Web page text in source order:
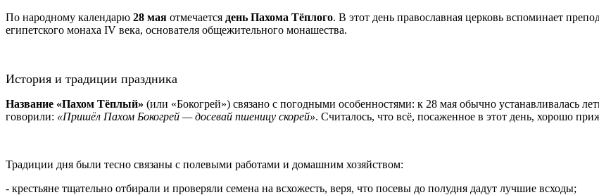
По народному календарю 28 мая отмечается день Пахома Тёплого. В этот день православная церковь вспоминает
египетского монаха IV века, основателя общежительного монашества.
История и традиции праздника
Название «Пахом Тёплый» (или «Бокогрей») связано с погодными особенностями: к 28 мая обычно устанавливалась
говорили: «Пришёл Пахом Бокогрей — досевай пшеницу скорей». Считалось, что всё, посаженное в этот день, хорошо
Традиции дня были тесно связаны с полевыми работами и домашним хозяйством:
- крестьяне тщательно отбирали и проверяли семена на всхожесть, веря, что посевы до полудня дадут лучшие всходы;